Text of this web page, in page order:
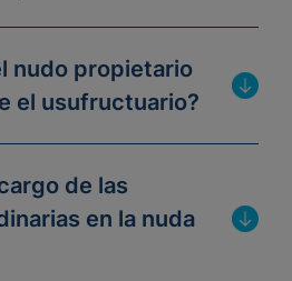
nudo propietario
el usufructuario?
de las
en la nuda